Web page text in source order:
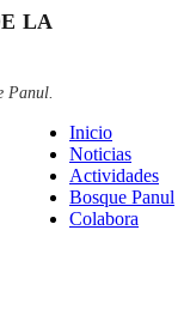
LA
Panul.
Inicio
Noticias
Actividades
Bosque Panul
Colabora